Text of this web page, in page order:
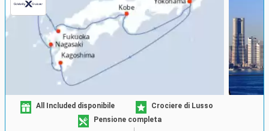
Ricerca
All Included disponibile
Crociere di Lusso
Pensione completa